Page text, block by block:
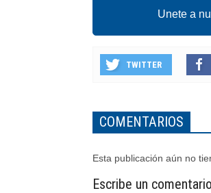
Unete a
TWITTER
COMENTARIOS
Esta publicación aún no
Escribe un